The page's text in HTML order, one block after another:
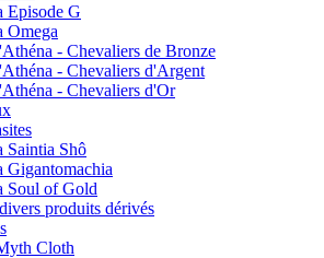
Episode G
Omega
- Chevaliers de Bronze
- Chevaliers d'Argent
- Chevaliers d'Or
Saintia Shô
Gigantomachia
Soul of Gold
produits dérivés
Cloth